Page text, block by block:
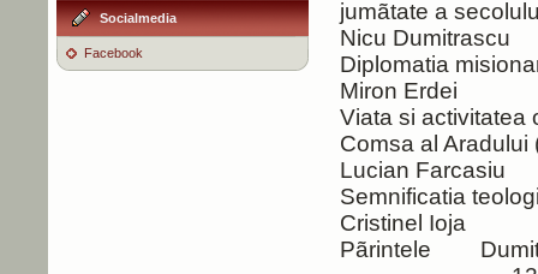
Socialmedia
Facebook
jumãtate a
Nicu Dumitrascu
Diplomatia
Miron Erdei
Viata si activitatea
Comsa al
Lucian Farcasiu
Semnificatia
Cristinel Ioja
Pãrintele